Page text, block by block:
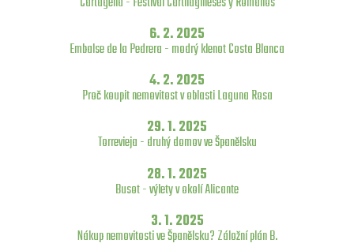
6. 2. 2025
Embalse de la Pedrera - modrý klenot Costa Blanca
4. 2. 2025
Proč koupit nemovitost v oblasti Laguna Rosa
29. 1. 2025
Torrevieja - druhý domov ve Španělsku
28. 1. 2025
Busot - výlety v okolí Alicante
3. 1. 2025
Nákup nemovitosti ve Španělsku? Záložní plán B.